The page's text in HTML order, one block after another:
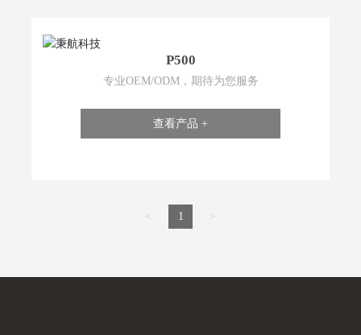
P500
专业OEM/ODM，期待为您服务
查看产品 +
< 1 >